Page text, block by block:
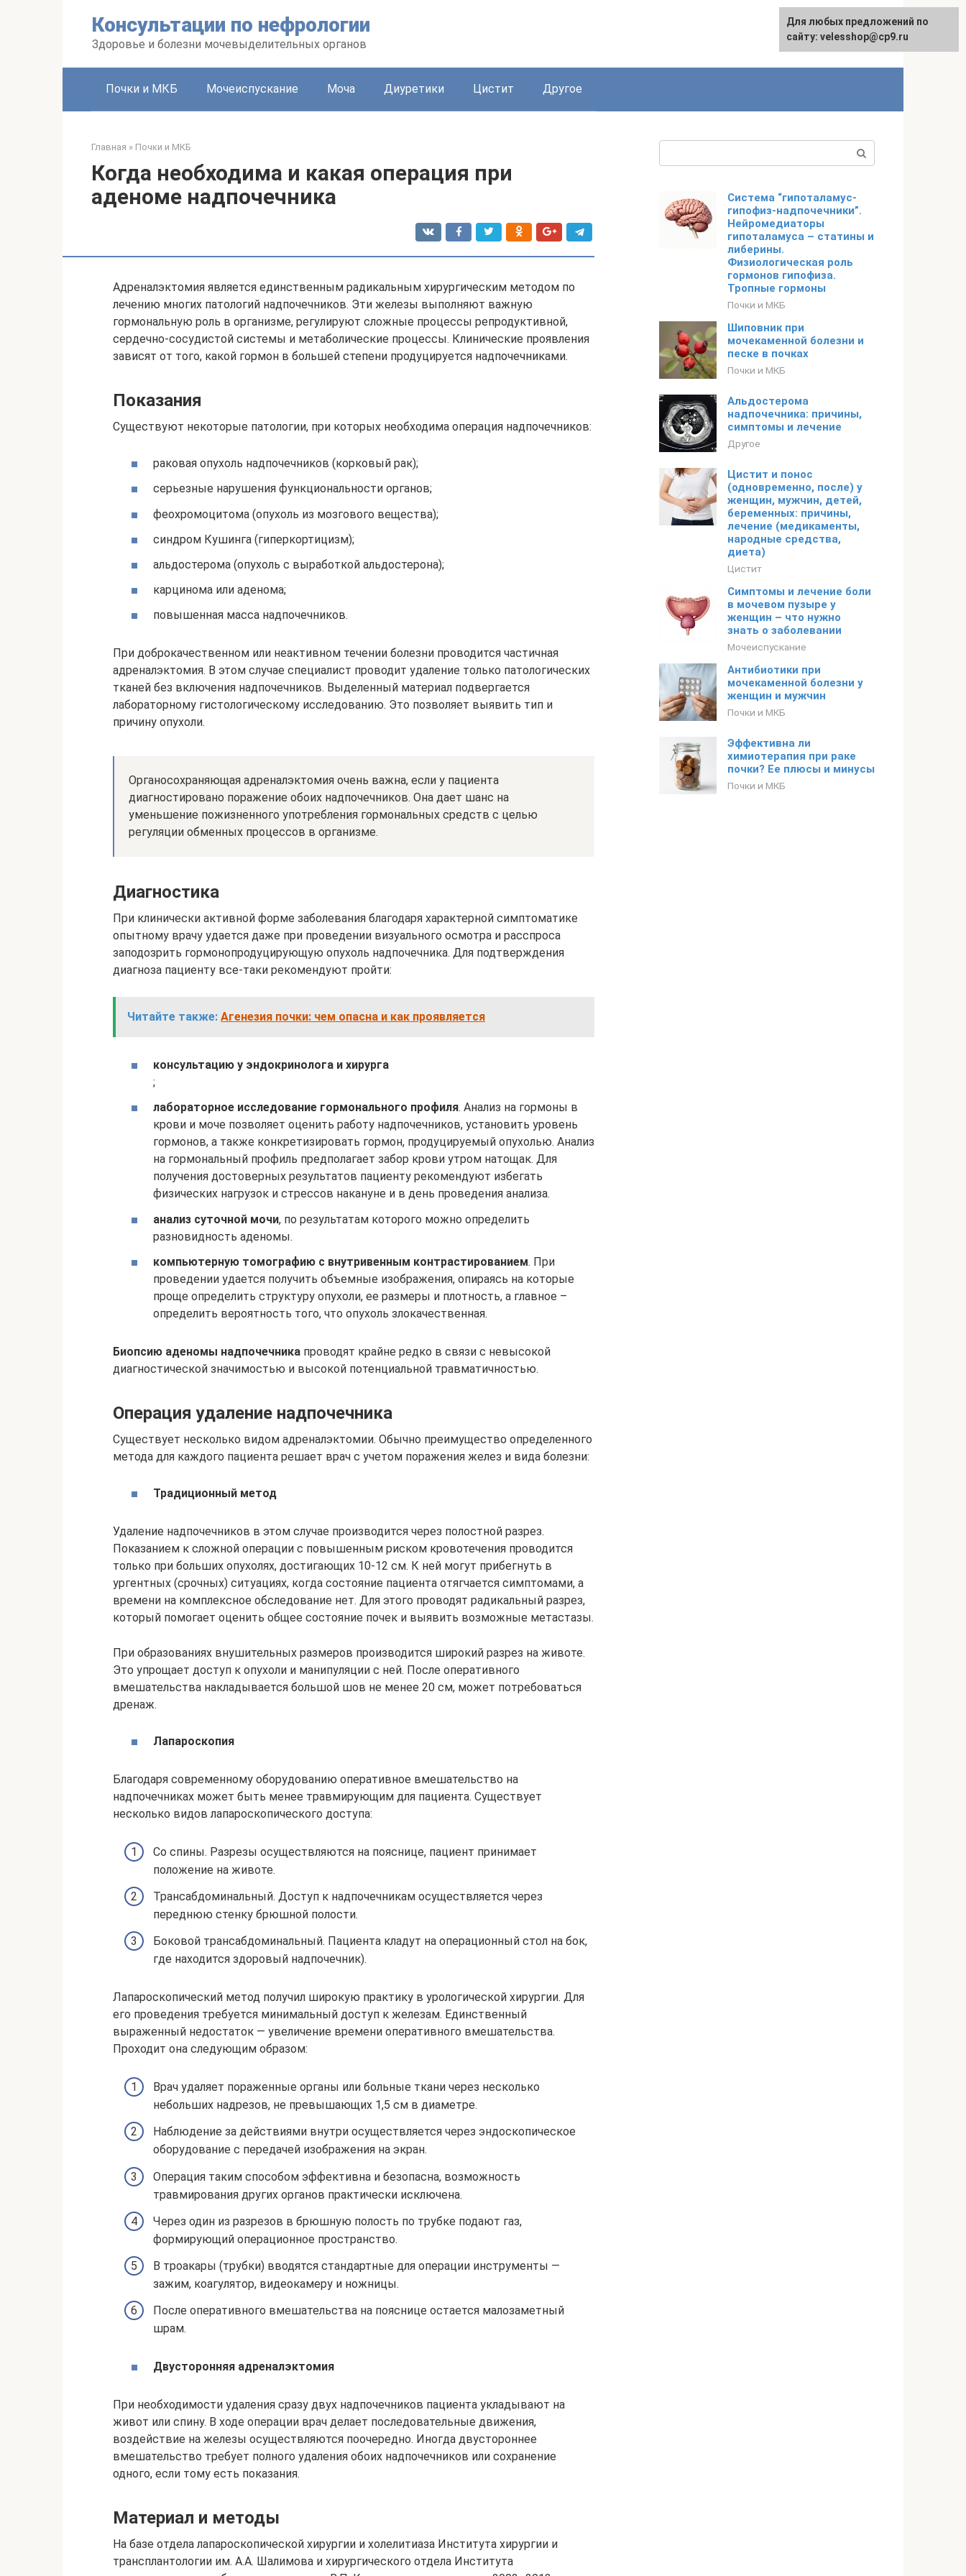
Консультации по нефрологии
Здоровье и болезни мочевыделительных органов
Почки и МКБ Мочеиспускание Моча Диуретики Цистит Другое
Главная » Почки и МКБ
Когда необходима и какая операция при
аденоме надпочечника
Адреналэктомия является единственным радикальным хирургическим методом по
лечению многих патологий надпочечников. Эти железы выполняют важную
гормональную роль в организме, регулируют сложные процессы репродуктивной,
сердечно-сосудистой системы и метаболические процессы. Клинические проявления
зависят от того, какой гормон в большей степени продуцируется надпочечниками.
Показания
Существуют некоторые патологии, при которых необходима операция надпочечников:
раковая опухоль надпочечников (корковый рак);
серьезные нарушения функциональности органов;
феохромоцитома (опухоль из мозгового вещества);
синдром Кушинга (гиперкортицизм);
альдостерома (опухоль с выработкой альдостерона);
карцинома или аденома;
повышенная масса надпочечников.
При доброкачественном или неактивном течении болезни проводится частичная
адреналэктомия. В этом случае специалист проводит удаление только патологических
тканей без включения надпочечников. Выделенный материал подвергается
лабораторному гистологическому исследованию. Это позволяет выявить тип и
причину опухоли.
Органосохраняющая адреналэктомия очень важна, если у пациента
диагностировано поражение обоих надпочечников. Она дает шанс на
уменьшение пожизненного употребления гормональных средств с целью
регуляции обменных процессов в организме.
Диагностика
При клинически активной форме заболевания благодаря характерной симптоматике
опытному врачу удается даже при проведении визуального осмотра и расспроса
заподозрить гормонопродуцирующую опухоль надпочечника. Для подтверждения
диагноза пациенту все-таки рекомендуют пройти:
Читайте также: Агенезия почки: чем опасна и как проявляется
консультацию у эндокринолога и хирурга
;
лабораторное исследование гормонального профиля. Анализ на гормоны в
крови и моче позволяет оценить работу надпочечников, установить уровень
гормонов, а также конкретизировать гормон, продуцируемый опухолью. Анализ
на гормональный профиль предполагает забор крови утром натощак. Для
получения достоверных результатов пациенту рекомендуют избегать
физических нагрузок и стрессов накануне и в день проведения анализа.
анализ суточной мочи, по результатам которого можно определить
разновидность аденомы.
компьютерную томографию с внутривенным контрастированием. При
проведении удается получить объемные изображения, опираясь на которые
проще определить структуру опухоли, ее размеры и плотность, а главное –
определить вероятность того, что опухоль злокачественная.
Биопсию аденомы надпочечника проводят крайне редко в связи с невысокой
диагностической значимостью и высокой потенциальной травматичностью.
Операция удаление надпочечника
Существует несколько видом адреналэктомии. Обычно преимущество определенного
метода для каждого пациента решает врач с учетом поражения желез и вида болезни:
Традиционный метод
Удаление надпочечников в этом случае производится через полостной разрез.
Показанием к сложной операции с повышенным риском кровотечения проводится
только при больших опухолях, достигающих 10-12 см. К ней могут прибегнуть в
ургентных (срочных) ситуациях, когда состояние пациента отягчается симптомами, а
времени на комплексное обследование нет. Для этого проводят радикальный разрез,
который помогает оценить общее состояние почек и выявить возможные метастазы.
При образованиях внушительных размеров производится широкий разрез на животе.
Это упрощает доступ к опухоли и манипуляции с ней. После оперативного
вмешательства накладывается большой шов не менее 20 см, может потребоваться
дренаж.
Лапароскопия
Благодаря современному оборудованию оперативное вмешательство на
надпочечниках может быть менее травмирующим для пациента. Существует
несколько видов лапароскопического доступа:
Со спины. Разрезы осуществляются на пояснице, пациент принимает
положение на животе.
Трансабдоминальный. Доступ к надпочечникам осуществляется через
переднюю стенку брюшной полости.
Боковой трансабдоминальный. Пациента кладут на операционный стол на бок,
где находится здоровый надпочечник).
Лапароскопический метод получил широкую практику в урологической хирургии. Для
его проведения требуется минимальный доступ к железам. Единственный
выраженный недостаток — увеличение времени оперативного вмешательства.
Проходит она следующим образом:
Врач удаляет пораженные органы или больные ткани через несколько
небольших надрезов, не превышающих 1,5 см в диаметре.
Наблюдение за действиями внутри осуществляется через эндоскопическое
оборудование с передачей изображения на экран.
Операция таким способом эффективна и безопасна, возможность
травмирования других органов практически исключена.
Через один из разрезов в брюшную полость по трубке подают газ,
формирующий операционное пространство.
В троакары (трубки) вводятся стандартные для операции инструменты —
зажим, коагулятор, видеокамеру и ножницы.
После оперативного вмешательства на пояснице остается малозаметный
шрам.
Двусторонняя адреналэктомия
При необходимости удаления сразу двух надпочечников пациента укладывают на
живот или спину. В ходе операции врач делает последовательные движения,
воздействие на железы осуществляются поочередно. Иногда двустороннее
вмешательство требует полного удаления обоих надпочечников или сохранение
одного, если тому есть показания.
Материал и методы
На базе отдела лапароскопической хирургии и холелитиаза Института хирургии и
трансплантологии им. А.А. Шалимова и хирургического отдела Института
Система “гипоталамус-
гипофиз-надпочечники”.
Нейромедиаторы
гипоталамуса – статины и
либерины.
Физиологическая роль
гормонов гипофиза.
Тропные гормоны
Почки и МКБ
Шиповник при
мочекаменной болезни и
песке в почках
Почки и МКБ
Альдостерома
надпочечника: причины,
симптомы и лечение
Другое
Цистит и понос
(одновременно, после) у
женщин, мужчин, детей,
беременных: причины,
лечение (медикаменты,
народные средства,
диета)
Цистит
Симптомы и лечение боли
в мочевом пузыре у
женщин – что нужно
знать о заболевании
Мочеиспускание
Антибиотики при
мочекаменной болезни у
женщин и мужчин
Почки и МКБ
Эффективна ли
химиотерапия при раке
почки? Ее плюсы и минусы
Почки и МКБ
Для любых предложений по
сайту: velesshop@cp9.ru